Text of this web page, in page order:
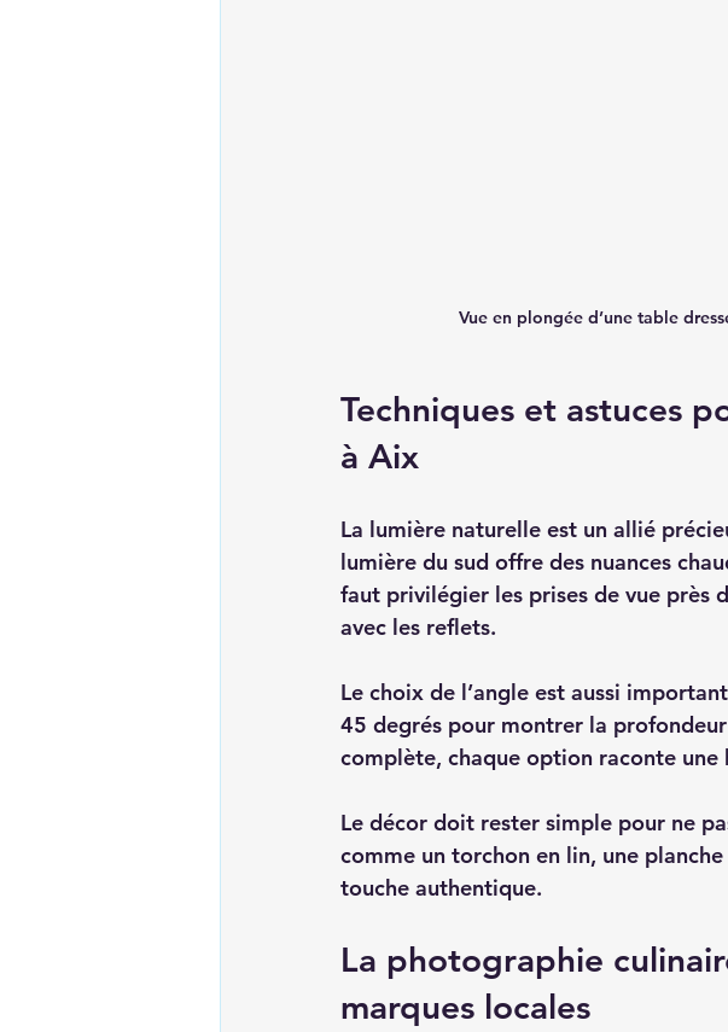
Vue en plongée d’une table
Techniques et astuces
à Aix
La lumière naturelle est un allié
lumière du sud offre des nuances
faut privilégier les prises de vue près
avec les reflets.
Le choix de l’angle est aussi
45 degrés pour montrer la
complète, chaque option raconte
Le décor doit rester simple pour ne
comme un torchon en lin, une
touche authentique.
La photographie
marques locales